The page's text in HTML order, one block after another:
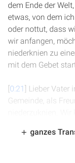
dem Ende der
etwas, von dem
oder nottut, dass
wir anfangen,
niederknien zu
mit dem Gebet
[0:21] Lieber Vater
Gemeinde, als
dich zu bitten,
ganzes